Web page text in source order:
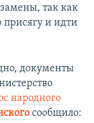
так как
присягу и идти
документы
народного
сообщило: